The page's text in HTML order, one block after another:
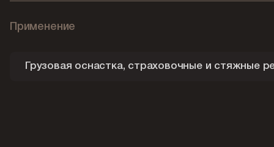
Применение
Грузовая оснастка, страховочные и стяжные